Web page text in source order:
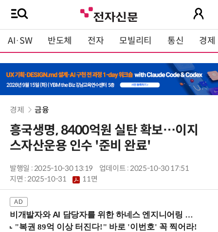
AI·SW 반도체 전자 모빌리티 통신 경제
경제 금융
흥국생명, 8400억원 실탄 확보…이지
스자산운용 인수 '준비 완료'
발행일 : 2025-10-30 13:19
업데이트 : 2025-10-30 17:51
지면 :2025-10-31 11면
비개발자와 AI 담당자를 위한 하네스 엔지니어링 입문과정 (8/20 신논현역)